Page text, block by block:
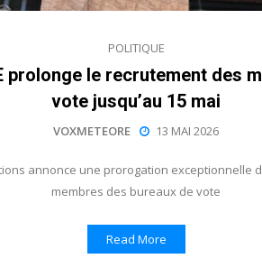
POLITIQUE
prolonge le recrutement des
vote jusqu’au 15 mai
VOXMETEORE 13 MAI 2026
annonce une prorogation exceptionnelle
membres des bureaux de vote
Read More